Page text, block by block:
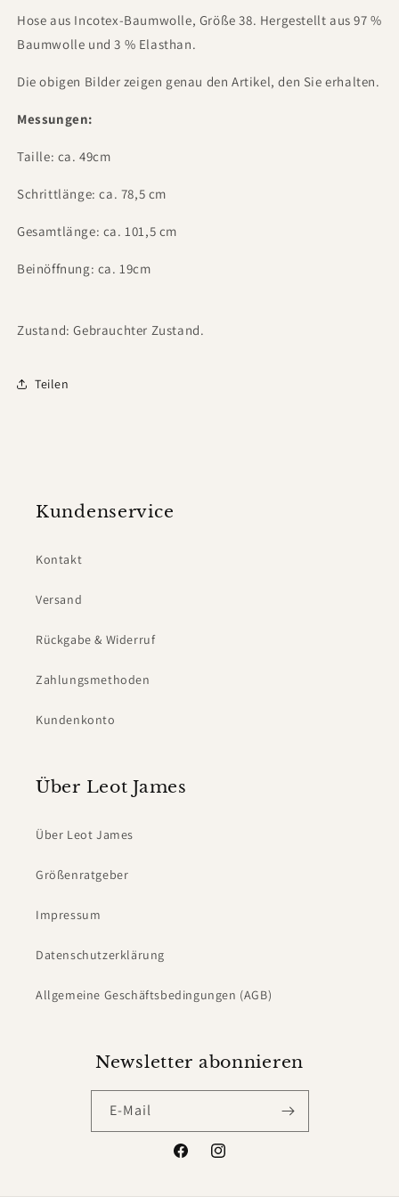
Hose aus Incotex-Baumwolle, Größe 38. Hergestellt aus 97 %
Baumwolle und 3 % Elasthan.
Die obigen Bilder zeigen genau den Artikel, den Sie erhalten.
Messungen:
Taille: ca. 49cm
Schrittlänge: ca. 78,5 cm
Gesamtlänge: ca. 101,5 cm
Beinöffnung: ca. 19cm
Zustand: Gebrauchter Zustand.
Teilen
Kundenservice
Kontakt
Versand
Rückgabe & Widerruf
Zahlungsmethoden
Kundenkonto
Über Leot James
Über Leot James
Größenratgeber
Impressum
Datenschutzerklärung
Allgemeine Geschäftsbedingungen (AGB)
Newsletter abonnieren
E-Mail
FacebookInstagram